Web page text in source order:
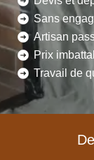
Sans
Artisan
Prix
Travail de